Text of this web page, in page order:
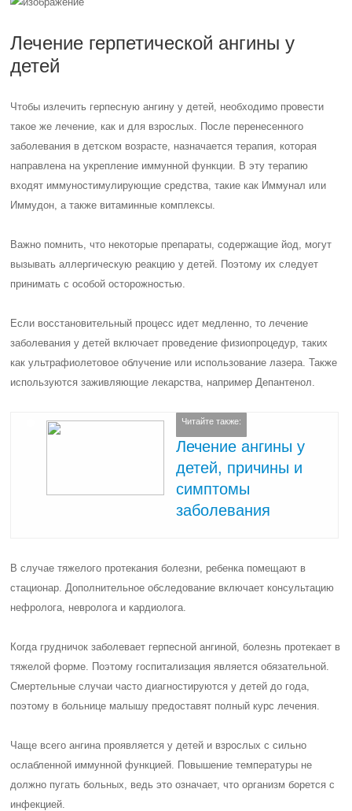
Лечение герпетической ангины у
детей
Чтобы излечить герпесную ангину у детей, необходимо провести
такое же лечение, как и для взрослых. После перенесенного
заболевания в детском возрасте, назначается терапия, которая
направлена на укрепление иммунной функции. В эту терапию
входят иммуностимулирующие средства, такие как Иммунал или
Иммудон, а также витаминные комплексы.
Важно помнить, что некоторые препараты, содержащие йод, могут
вызывать аллергическую реакцию у детей. Поэтому их следует
принимать с особой осторожностью.
Если восстановительный процесс идет медленно, то лечение
заболевания у детей включает проведение физиопроцедур, таких
как ультрафиолетовое облучение или использование лазера. Также
используются заживляющие лекарства, например Депантенол.
Читайте также:
Лечение ангины у
детей, причины и
симптомы
заболевания
В случае тяжелого протекания болезни, ребенка помещают в
стационар. Дополнительное обследование включает консультацию
нефролога, невролога и кардиолога.
Когда грудничок заболевает герпесной ангиной, болезнь протекает в
тяжелой форме. Поэтому госпитализация является обязательной.
Смертельные случаи часто диагностируются у детей до года,
поэтому в больнице малышу предоставят полный курс лечения.
Чаще всего ангина проявляется у детей и взрослых с сильно
ослабленной иммунной функцией. Повышение температуры не
должно пугать больных, ведь это означает, что организм борется с
инфекцией.